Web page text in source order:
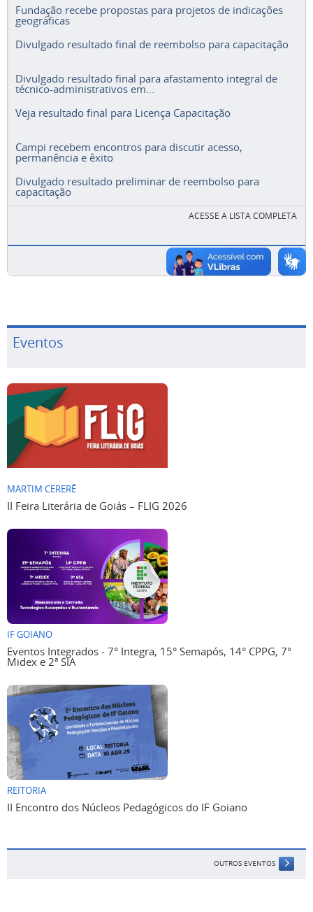
Fundação recebe propostas para projetos de indicações
geográficas
Divulgado resultado final de reembolso para capacitação
Divulgado resultado final para afastamento integral de
técnico-administrativos em...
Veja resultado final para Licença Capacitação
Campi recebem encontros para discutir acesso,
permanência e êxito
Divulgado resultado preliminar de reembolso para
capacitação
ACESSE A LISTA COMPLETA
Eventos
MARTIM CERERÊ
II Feira Literária de Goiás – FLIG 2026
IF GOIANO
Eventos Integrados - 7° Integra, 15° Semapós, 14° CPPG, 7°
Midex e 2ª SIA
REITORIA
II Encontro dos Núcleos Pedagógicos do IF Goiano
OUTROS EVENTOS